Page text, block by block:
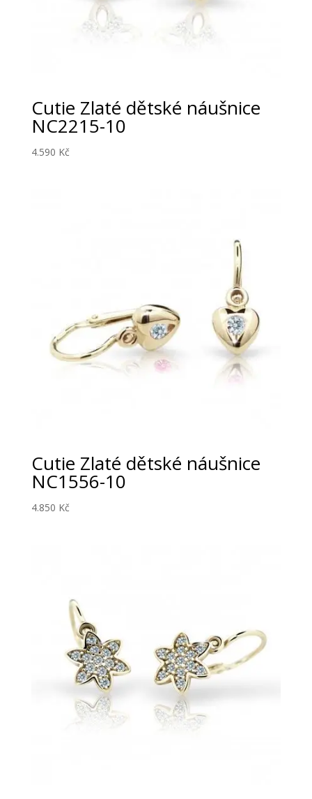
Cutie Zlaté dětské náušnice
NC2215-10
4.590 Kč
Cutie Zlaté dětské náušnice
NC1556-10
4.850 Kč